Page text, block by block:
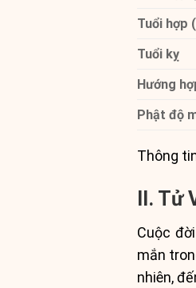
Tuổi hợp
Tuổi kỵ
Hướng
Phật độ
Thông
II.
Cuộc
mắn
nhiên,